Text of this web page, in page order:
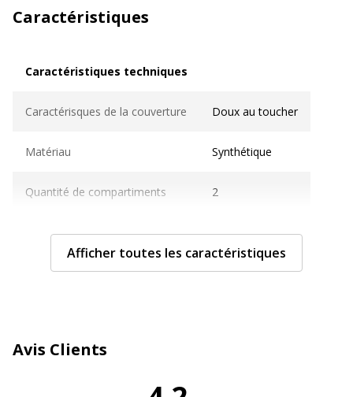
Caractéristiques
Caractéristiques techniques
Caractérisques de la couverture Doux au toucher
Matériau Synthétique
Quantité de compartiments 2
Support de carte
Caractéristiques générales
Utilisation recommandée
Afficher toutes les caractéristiques
Avis Clients